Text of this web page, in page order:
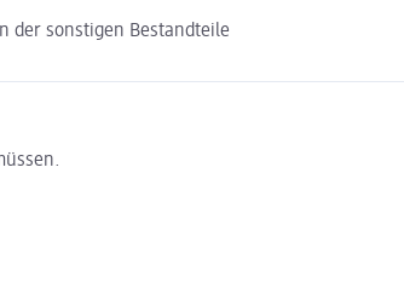
der sonstigen Bestandteile